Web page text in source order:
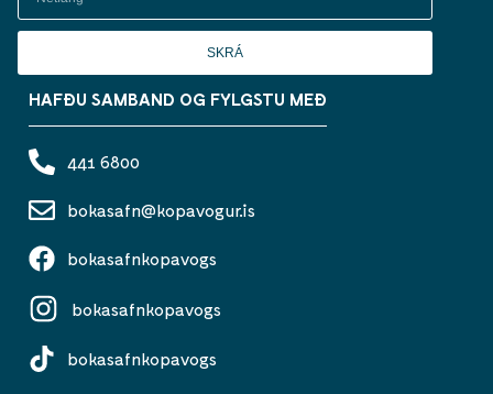
SKRÁ
HAFÐU SAMBAND OG FYLGSTU MEÐ
441 6800
bokasafn@kopavogur.is
bokasafnkopavogs
bokasafnkopavogs
bokasafnkopavogs